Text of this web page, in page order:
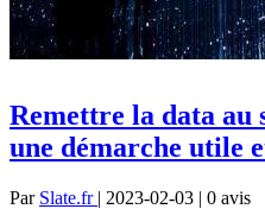
Remettre la data au
une démarche utile
Par Slate.fr | 2023-02-03 | 0 avis